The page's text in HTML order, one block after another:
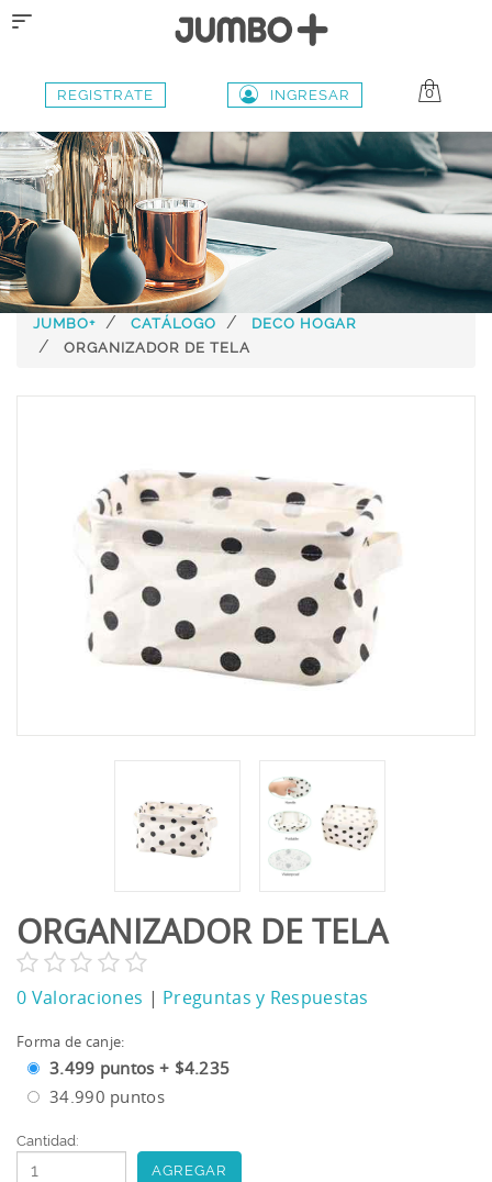
Toggle
REGISTRATE INGRESAR 0
JUMBO+ CATÁLOGO
DECO HOGAR
ORGANIZADOR DE TELA
ORGANIZADOR DE TELA
0 Valoraciones | Preguntas y Respuestas
Forma de canje:
3.499 puntos + $4.235
34.990 puntos
Cantidad: